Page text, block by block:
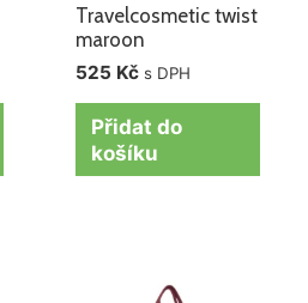
Travelcosmetic twist
maroon
525 Kč s DPH
Přidat do
košíku